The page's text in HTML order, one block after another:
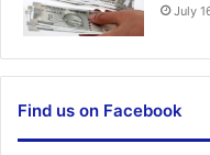
July
Find us on Facebook